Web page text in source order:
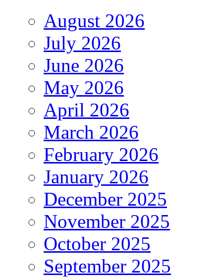
August 2026
July 2026
June 2026
May 2026
April 2026
March 2026
February 2026
January 2026
December 2025
November 2025
October 2025
September 2025